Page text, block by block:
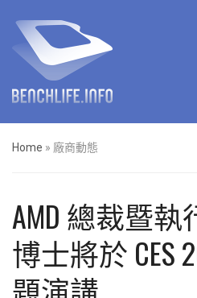
Home » 廠商動態
AMD 總裁暨
博士將於 CES